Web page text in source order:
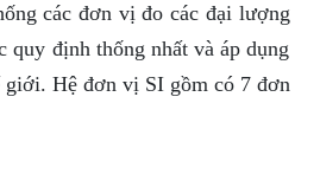
các đơn vị đo các đại lượng
quy định thống nhất và áp dụng
giới. Hệ đơn vị SI gồm có 7 đơn